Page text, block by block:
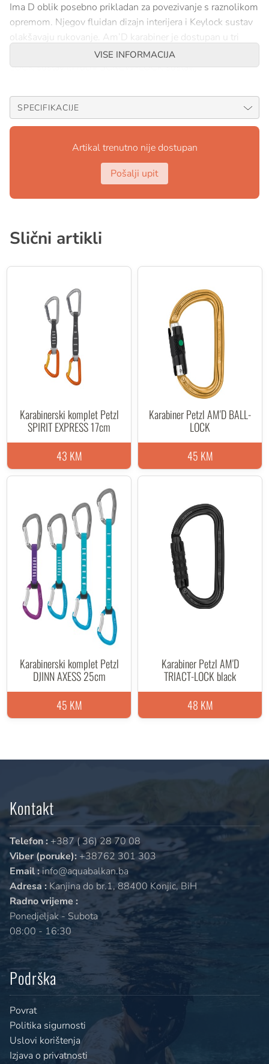
Ima D oblik posebno prikladan za povezivanje s raznolikom
opremom. Njegov fluidan dizajn interijera i Keylock sustav
olakšavaju rukovanje. Am’D karabiner je dostupan u tri
sustava zaključavanja: automatski TRIACT-LOCK ili BALL-
LOCK sustav ili ručni SCREW-LOCK sustav.
REF.: M34A TL
VISE INFORMACIJA
SPECIFIKACIJE
Artikal trenutno nije dostupan
Pošalji upit
Slični artikli
Karabinerski komplet Petzl
SPIRIT EXPRESS 17cm
43 KM
Karabiner Petzl AM'D BALL-
LOCK
45 KM
Karabinerski komplet Petzl
DJINN AXESS 25cm
45 KM
Karabiner Petzl AM'D
TRIACT-LOCK black
48 KM
Kontakt
Telefon : +387 ( 36) 28 70 08
Viber (poruke): +38762 301 303
Email :info@aquabalkan.ba
Adresa : Kanjina do br.1, 88400 Konjic, BiH
Radno vrijeme :
Ponedjeljak - Subota
08:00 - 16:30
Podrška
Povrat
Politika sigurnosti
Uslovi korištenja
Izjava o privatnosti